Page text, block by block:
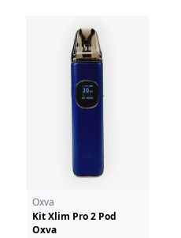
Oxva
Kit Xlim Pro 2 Pod
Oxva